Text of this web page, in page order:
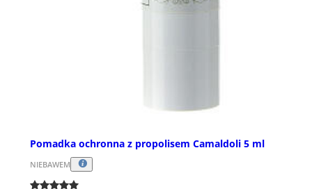
Pomadka ochronna z propolisem Camaldoli 5 ml
NIEBAWEM